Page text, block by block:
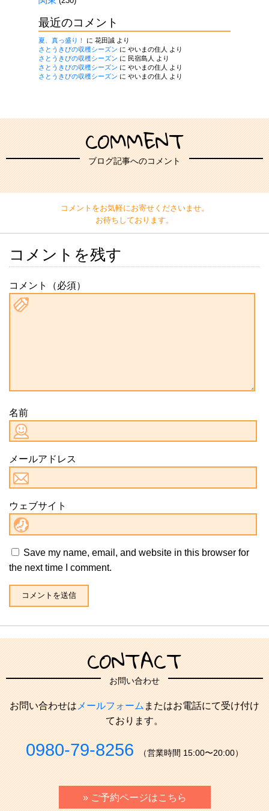
最近のコメント
夏、真っ盛り！ に 花田誠より
さとうきびの収穫シーズン に やいまの住人
より
さとうきびの収穫シーズン に 民宿島人
より
さとうきびの収穫シーズン に やいまの住人
より
さとうきびの収穫シーズン に やいまの住人 より
COMMENT
ブログ記事へのコメント
コメントをお気軽にお寄せくださいませ。
お待ちしております。
コメントを残す
コメント（必須）
名前
メールアドレス
ウェブサイト
Save my name, email, and website in this browser for
the next time I comment.
CONTACT
お問い合わせ
お問い合わせはメールフォームまたはお電話にて受け付け
ております。
0980-79-8256 （営業時間 15:00〜20:00）
» ご予約ページはこちら